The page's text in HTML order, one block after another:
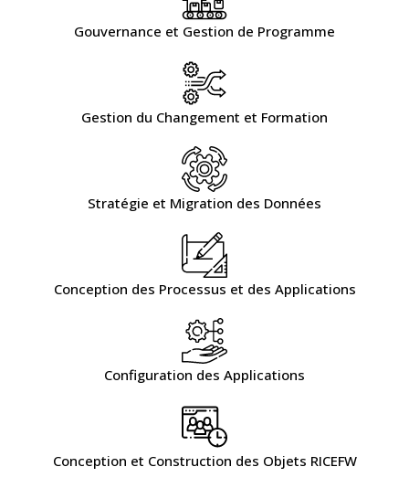
Gouvernance et Gestion de Programme
Gestion du Changement et Formation
Stratégie et Migration des Données
Conception des Processus et des Applications
Configuration des Applications
Conception et Construction des Objets RICEFW